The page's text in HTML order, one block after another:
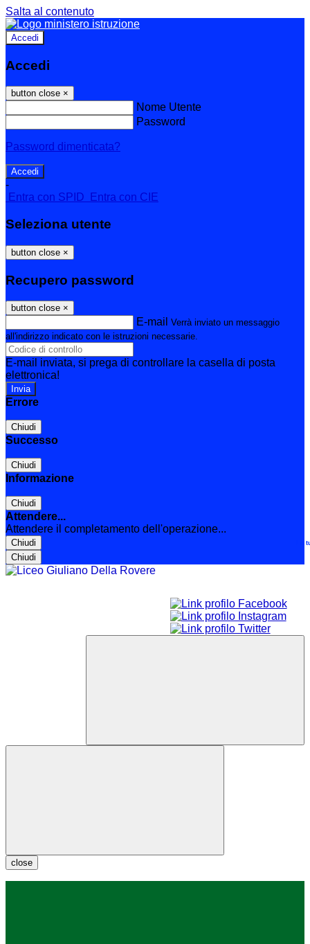
Salta al contenuto
Accedi
Accedi
button close ×
Nome Utente
Password
Password dimenticata?
-
Entra con SPID
Entra con CIE
Seleziona utente
button close ×
Recupero password
button close ×
E-mail Verrà inviato un messaggio
all'indirizzo indicato con le istruzioni necessarie.
E-mail inviata, si prega di controllare la casella di posta
elettronica!
Errore
Chiudi
Successo
Chiudi
Informazione
Chiudi
Attendere...
Attendere il completamento dell'operazione...
Chiudi
Chiudi
Le
close